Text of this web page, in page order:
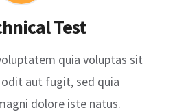
Test
quia voluptas sit
aut fugit, sed quia
dolore iste natus.